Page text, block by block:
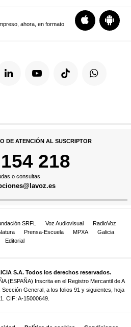
ahora, en formato
DE ATENCIÓN AL SUSCRIPTOR
218
o consultas
SRFL Voz Audiovisual
RadioVoz
Prensa-Escuela MPXA
Galicia
Editorial
S.A. Todos los derechos reservados.
(ESPAÑA) Inscrita en el Registro Mercantil de A
General, a los folios 91 y siguientes, hoja
CIF: A-15000649.